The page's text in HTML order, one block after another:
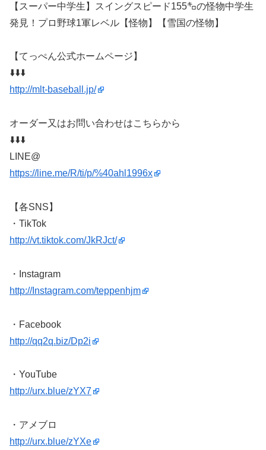
【スーパー中学生】スイングスピード155㌔の怪物中学生
発見！プロ野球1軍レベル【怪物】【雪国の怪物】
【てっぺん公式ホームページ】
⬇️⬇️⬇️
http://mlt-baseball.jp/
オーダー又はお問い合わせはこちらから
⬇️⬇️⬇️
LINE@
https://line.me/R/ti/p/%40ahl1996x
【各SNS】
・TikTok
http://vt.tiktok.com/JkRJct/
・Instagram
http://Instagram.com/teppenhjm
・Facebook
http://qq2q.biz/Dp2i
・YouTube
http://urx.blue/zYX7
・アメブロ
http://urx.blue/zYXe